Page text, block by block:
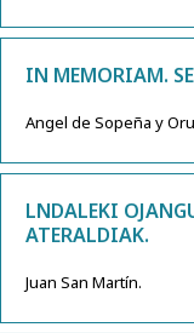
IN MEMORIAM.
Angel de Sopeña y
LNDALEKI
ATERALDIAK.
Juan San Martín.